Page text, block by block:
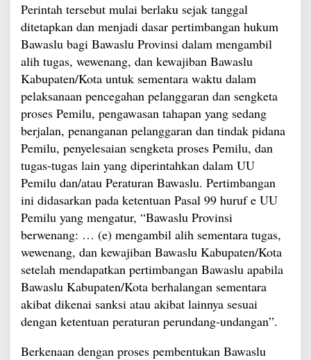
Perintah tersebut mulai berlaku sejak tanggal
ditetapkan dan menjadi dasar pertimbangan hukum
Bawaslu bagi Bawaslu Provinsi dalam mengambil
alih tugas, wewenang, dan kewajiban Bawaslu
Kabupaten/Kota untuk sementara waktu dalam
pelaksanaan pencegahan pelanggaran dan sengketa
proses Pemilu, pengawasan tahapan yang sedang
berjalan, penanganan pelanggaran dan tindak pidana
Pemilu, penyelesaian sengketa proses Pemilu, dan
tugas-tugas lain yang diperintahkan dalam UU
Pemilu dan/atau Peraturan Bawaslu. Pertimbangan
ini didasarkan pada ketentuan Pasal 99 huruf e UU
Pemilu yang mengatur, “Bawaslu Provinsi
berwenang: … (e) mengambil alih sementara tugas,
wewenang, dan kewajiban Bawaslu Kabupaten/Kota
setelah mendapatkan pertimbangan Bawaslu apabila
Bawaslu Kabupaten/Kota berhalangan sementara
akibat dikenai sanksi atau akibat lainnya sesuai
dengan ketentuan peraturan perundang-undangan”.
Berkenaan dengan proses pembentukan Bawaslu